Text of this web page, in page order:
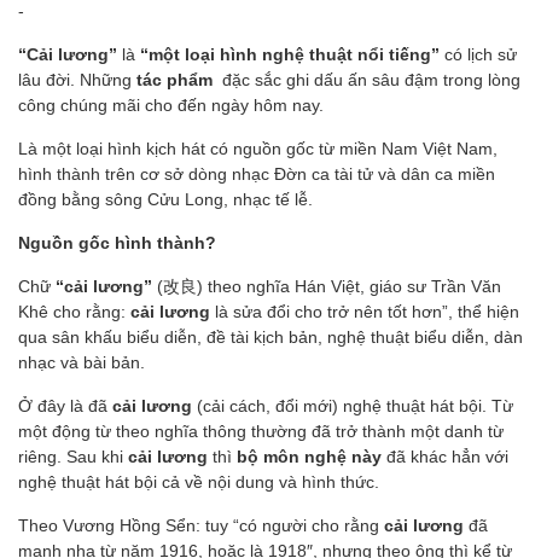
-
“Cải lương” là “một loại hình nghệ thuật nổi tiếng” có lịch sử
lâu đời. Những tác phẩm đặc sắc ghi dấu ấn sâu đậm trong lòng
công chúng mãi cho đến ngày hôm nay.
Là một loại hình kịch hát có nguồn gốc từ miền Nam Việt Nam,
hình thành trên cơ sở dòng nhạc Đờn ca tài tử và dân ca miền
đồng bằng sông Cửu Long, nhạc tế lễ.
Nguồn gốc hình thành?
Chữ “cải lương” (改良) theo nghĩa Hán Việt, giáo sư Trần Văn
Khê cho rằng: cải lương là sửa đổi cho trở nên tốt hơn”, thể hiện
qua sân khấu biểu diễn, đề tài kịch bản, nghệ thuật biểu diễn, dàn
nhạc và bài bản.
Ở đây là đã cải lương (cải cách, đổi mới) nghệ thuật hát bội. Từ
một động từ theo nghĩa thông thường đã trở thành một danh từ
riêng. Sau khi cải lương thì bộ môn nghệ này đã khác hẳn với
nghệ thuật hát bội cả về nội dung và hình thức.
Theo Vương Hồng Sển: tuy “có người cho rằng cải lương đã
manh nha từ năm 1916, hoặc là 1918″, nhưng theo ông thì kể từ